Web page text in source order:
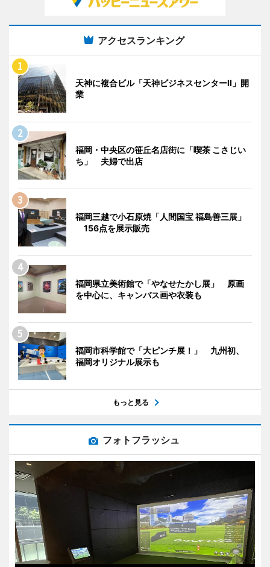
アクセスランキング
天神に複合ビル「天神ビジネスセンターII」開
業
福岡・中央区の笹丘名店街に「喫茶 こさじい
ち」 夫婦で出店
福岡三越で小石原焼「人間国宝 福島善三展」
156点を展示販売
福岡県立美術館で「やなせたかし展」 原画
を中心に、キャンバス画や衣装も
福岡市科学館で「大ピンチ展！」 九州初、
福岡オリジナル展示も
もっと見る
フォトフラッシュ